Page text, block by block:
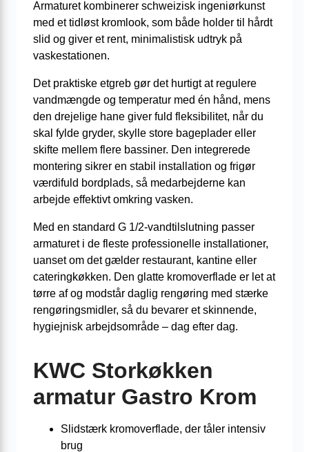
Armaturet kombinerer schweizisk ingeniørkunst
med et tidløst kromlook, som både holder til hårdt
slid og giver et rent, minimalistisk udtryk på
vaskestationen.
Det praktiske etgreb gør det hurtigt at regulere
vandmængde og temperatur med én hånd, mens
den drejelige hane giver fuld fleksibilitet, når du
skal fylde gryder, skylle store bageplader eller
skifte mellem flere bassiner. Den integrerede
montering sikrer en stabil installation og frigør
værdifuld bordplads, så medarbejderne kan
arbejde effektivt omkring vasken.
Med en standard G 1/2-vandtilslutning passer
armaturet i de fleste professionelle installationer,
uanset om det gælder restaurant, kantine eller
cateringkøkken. Den glatte kromoverflade er let at
tørre af og modstår daglig rengøring med stærke
rengøringsmidler, så du bevarer et skinnende,
hygiejnisk arbejdsområde – dag efter dag.
KWC Storkøkken
armatur Gastro Krom
Slidstærk kromoverflade, der tåler intensiv
brug